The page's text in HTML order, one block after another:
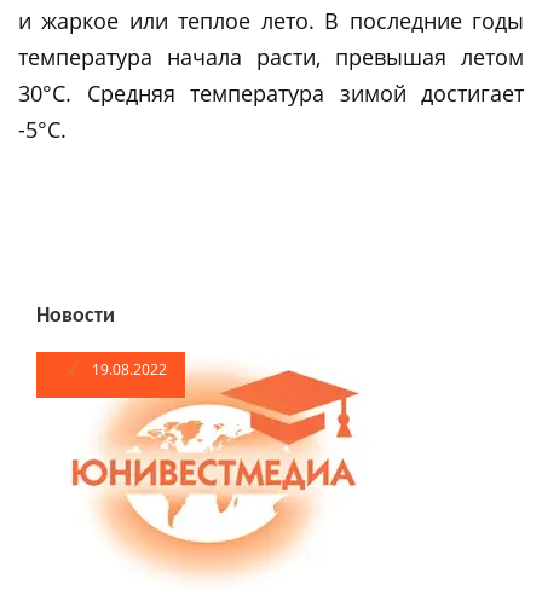
и жаркое или теплое лето. В последние годы
температура начала расти, превышая летом
30°C. Средняя температура зимой достигает
-5°C.
Новости
19.08.2022